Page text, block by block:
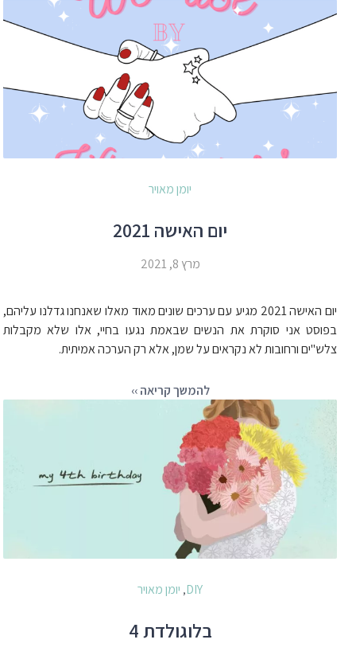
יומן מאויר
יום האישה 2021
מרץ 8, 2021
יום האישה 2021 מגיע עם ערכים שונים מאוד מאלו שאנחנו גדלנו עליהם,
בפוסט אני סוקרת את הנשים שבאמת נגעו בחיי, אלו שלא מקבלות
צלש"ים ורחובות לא נקראים על שמן, אלא רק הערכה אמיתית.
להמשך קריאה ››
DIY
, יומן מאויר
בלוגולדת 4